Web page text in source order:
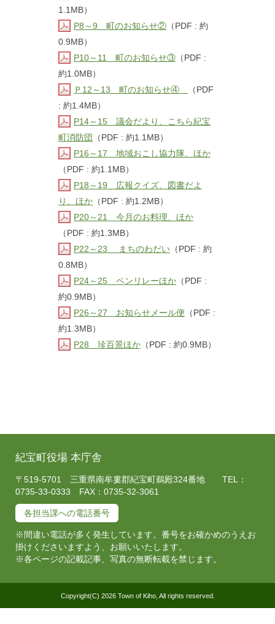
1.1MB）
P8～9 町のお知らせ② （PDF : 約
0.9MB）
P10～11 町のお知らせ③ （PDF :
約1.0MB）
Ｐ12～13 町のお知らせ④
（PDF
: 約1.4MB）
P14～15 議会だより、こちら紀宝
町消防団
（PDF : 約1.1MB）
P16～17 地域おこし協力隊、ほか
（PDF : 約1.1MB）
P18～19 広報クイズ、図書だよ
り、ほか （PDF : 約1.2MB）
P20～21 今月のお料理、ほか
（PDF : 約1.3MB）
P22～23 まちのわだい （PDF : 約
0.8MB）
P24～25 ペンリレーほか （PDF :
約0.9MB）
P26～27 お知らせメール便 （PDF :
約1.3MB）
P28 珍百景ほか （PDF : 約0.9MB）
紀宝町役場 本庁舎
〒519-5701 三重県南牟婁郡紀宝町鵜殿324番地 TEL：
0735-33-0333 FAX：0735-32-3061
各担当課への電話番号
※間違い電話が多く発生しています。番号をお確かめのうえお
掛けくださいますよう、お願いいたします。
※各ページの記載記事、写真の無断転載を禁じます。
Copyright(C) 2026 Town of Kiho, All rights reserved.